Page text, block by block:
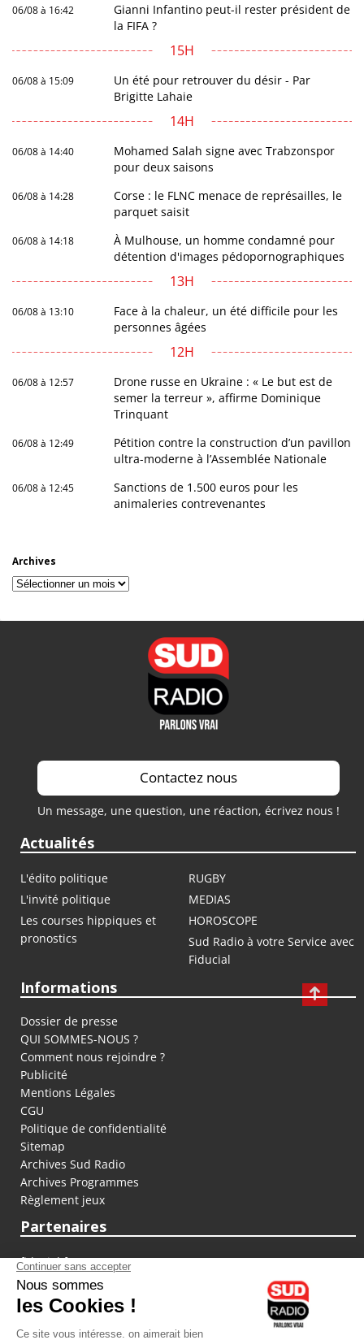
06/08 à 16:42
Gianni Infantino peut-il rester président de
la FIFA ?
15H
06/08 à 15:09
Un été pour retrouver du désir - Par
Brigitte Lahaie
14H
06/08 à 14:40
Mohamed Salah signe avec Trabzonspor
pour deux saisons
06/08 à 14:28
Corse : le FLNC menace de représailles, le
parquet saisit
06/08 à 14:18
À Mulhouse, un homme condamné pour
détention d'images pédopornographiques
13H
06/08 à 13:10
Face à la chaleur, un été difficile pour les
personnes âgées
12H
06/08 à 12:57
Drone russe en Ukraine : « Le but est de
semer la terreur », affirme Dominique
Trinquant
06/08 à 12:49
Pétition contre la construction d’un pavillon
ultra-moderne à l’Assemblée Nationale
06/08 à 12:45
Sanctions de 1.500 euros pour les
animaleries contrevenantes
Archives
Archives
Contactez nous
Un message, une question, une réaction, écrivez nous !
Actualités
L'édito politique
RUGBY
L'invité politique
MEDIAS
Les courses hippiques et
pronostics
HOROSCOPE
Sud Radio à votre Service avec
Fiducial
Informations
Dossier de presse
QUI SOMMES-NOUS ?
Comment nous rejoindre ?
Publicité
Mentions Légales
CGU
Politique de confidentialité
Sitemap
Archives Sud Radio
Archives Programmes
Règlement jeux
Partenaires
fiducial.fr
lyoncapitale.fr
olympique-et-lyonnais.com
L'application Iphone / Android